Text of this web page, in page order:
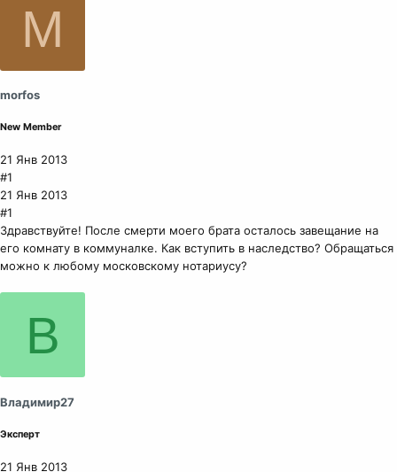
M
morfos
New Member
21 Янв 2013
#1
21 Янв 2013
#1
Здравствуйте! После смерти моего брата осталось завещание на
его комнату в коммуналке. Как вступить в наследство? Обращаться
можно к любому московскому нотариусу?
В
Владимир27
Эксперт
21 Янв 2013